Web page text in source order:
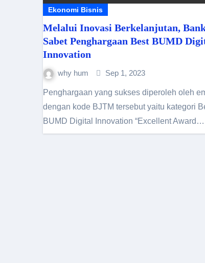
Ekonomi Bisnis
Melalui Inovasi Berkelanjutan,
Sabet Penghargaan Best BUMD
Innovation
why hum Sep 1, 2023
Penghargaan yang sukses diperoleh oleh emiten
dengan kode BJTM tersebut yaitu kategori
BUMD Digital Innovation “Excellent Award…